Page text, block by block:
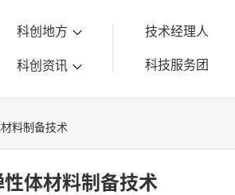
科创地方
科创资讯
技术经理人
科技服务团
料制备技术
体材料制备技术